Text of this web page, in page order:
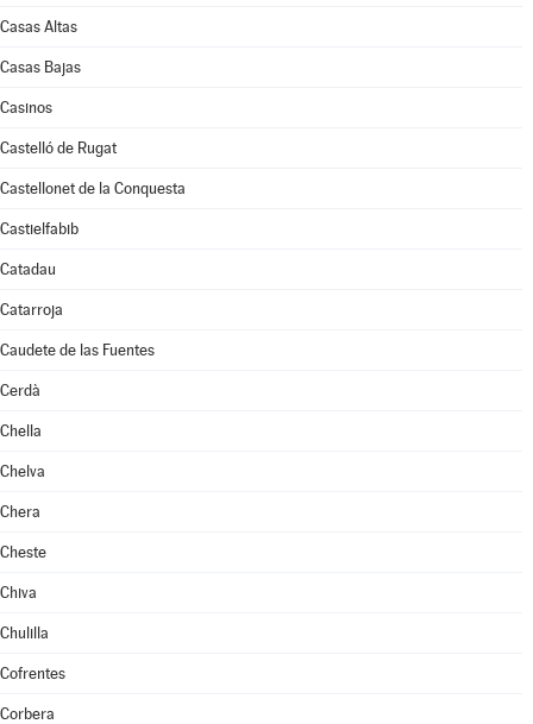
Casas Altas
Casas Bajas
Casinos
Castelló de Rugat
Castellonet de la Conquesta
Castielfabib
Catadau
Catarroja
Caudete de las Fuentes
Cerdà
Chella
Chelva
Chera
Cheste
Chiva
Chulilla
Cofrentes
Corbera